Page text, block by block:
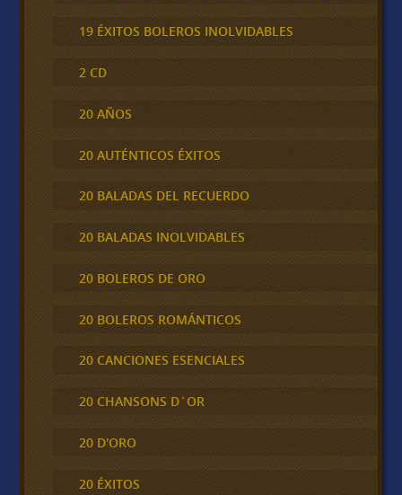
19 ÉXITOS BOLEROS INOLVIDABLES
2 CD
20 AÑOS
20 AUTÉNTICOS ÉXITOS
20 BALADAS DEL RECUERDO
20 BALADAS INOLVIDABLES
20 BOLEROS DE ORO
20 BOLEROS ROMÁNTICOS
20 CANCIONES ESENCIALES
20 CHANSONS D´OR
20 D'ORO
20 ÉXITOS